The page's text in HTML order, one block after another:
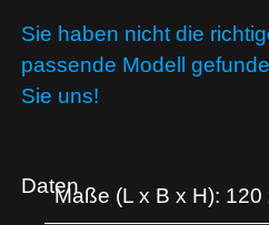
Sie haben nicht die
passende Modell
Sie uns!
DatenMaße (L x B x H):